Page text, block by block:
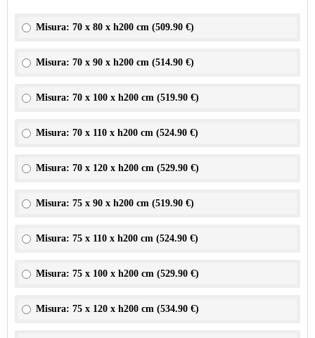
Misura: 70 x 80 x h200 cm (509.90 €)
Misura: 70 x 90 x h200 cm (514.90 €)
Misura: 70 x 100 x h200 cm (519.90 €)
Misura: 70 x 110 x h200 cm (524.90 €)
Misura: 70 x 120 x h200 cm (529.90 €)
Misura: 75 x 90 x h200 cm (519.90 €)
Misura: 75 x 110 x h200 cm (524.90 €)
Misura: 75 x 100 x h200 cm (529.90 €)
Misura: 75 x 120 x h200 cm (534.90 €)